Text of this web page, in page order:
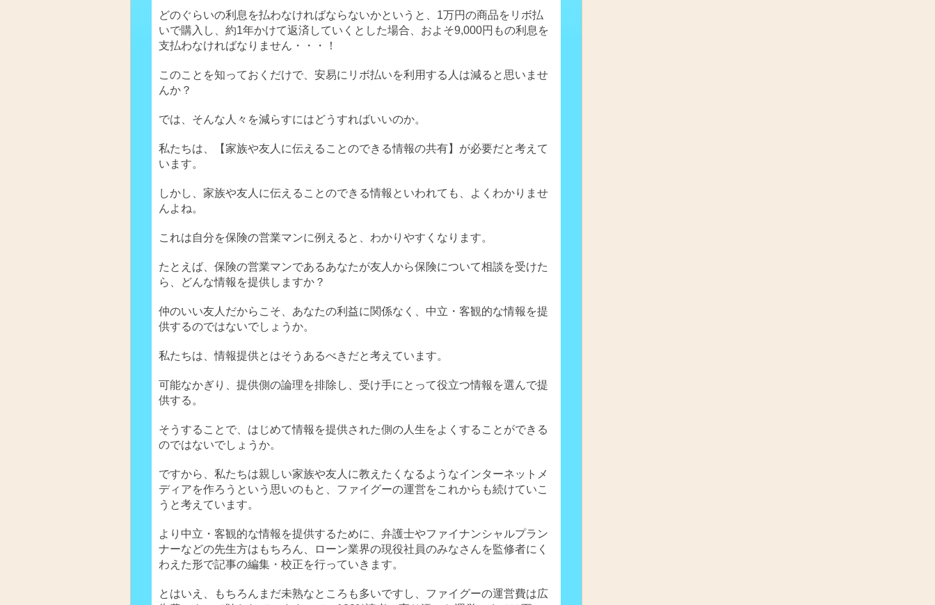
どのぐらいの利息を払わなければならないかというと、1万円の商品をリボ払
いで購入し、約1年かけて返済していくとした場合、およそ9,000円もの利息を
支払わなければなりません・・・！
このことを知っておくだけで、安易にリボ払いを利用する人は減ると思いませ
んか？
では、そんな人々を減らすにはどうすればいいのか。
私たちは、【家族や友人に伝えることのできる情報の共有】が必要だと考えて
います。
しかし、家族や友人に伝えることのできる情報といわれても、よくわかりませ
んよね。
これは自分を保険の営業マンに例えると、わかりやすくなります。
たとえば、保険の営業マンであるあなたが友人から保険について相談を受けた
ら、どんな情報を提供しますか？
仲のいい友人だからこそ、あなたの利益に関係なく、中立・客観的な情報を提
供するのではないでしょうか。
私たちは、情報提供とはそうあるべきだと考えています。
可能なかぎり、提供側の論理を排除し、受け手にとって役立つ情報を選んで提
供する。
そうすることで、はじめて情報を提供された側の人生をよくすることができる
のではないでしょうか。
ですから、私たちは親しい家族や友人に教えたくなるようなインターネットメ
ディアを作ろうという思いのもと、ファイグーの運営をこれからも続けていこ
うと考えています。
より中立・客観的な情報を提供するために、弁護士やファイナンシャルプラン
ナーなどの先生方はもちろん、ローン業界の現役社員のみなさんを監修者にく
わえた形で記事の編集・校正を行っていきます。
とはいえ、もちろんまだ未熟なところも多いですし、ファイグーの運営費は広